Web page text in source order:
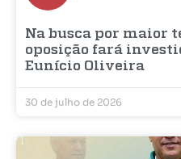
Na busca por maior
oposição fará
Eunício Oliveira
30 de julho de 2026